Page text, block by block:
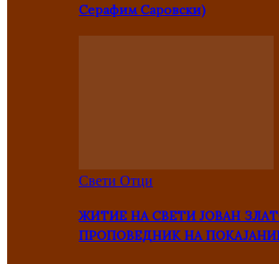
Серафим Саровски)
Свети Отци
ЖИТИЕ НА СВЕТИ ЈОВАН
ПРОПОВЕДНИК НА